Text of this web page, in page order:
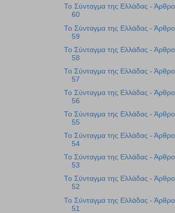
Το Σύνταγμα της Ελλάδας - Άρθρο
60
Το Σύνταγμα της Ελλάδας - Άρθρο
59
Το Σύνταγμα της Ελλάδας - Άρθρο
58
Το Σύνταγμα της Ελλάδας - Άρθρο
57
Το Σύνταγμα της Ελλάδας - Άρθρο
56
Το Σύνταγμα της Ελλάδας - Άρθρο
55
Το Σύνταγμα της Ελλάδας - Άρθρο
54
Το Σύνταγμα της Ελλάδας - Άρθρο
53
Το Σύνταγμα της Ελλάδας - Άρθρο
52
Το Σύνταγμα της Ελλάδας - Άρθρο
51